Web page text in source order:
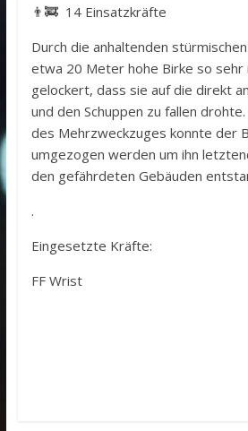
👨‍🚒 14 Einsatzkräfte
Durch die anhaltenden
etwa 20 Meter hohe Birke so sehr
gelockert, dass sie auf die direkt
und den Schuppen zu fallen
des Mehrzweckzuges konnte der
umgezogen werden um ihn
den gefährdeten Gebäuden
.
Eingesetzte Kräfte:
FF Wrist